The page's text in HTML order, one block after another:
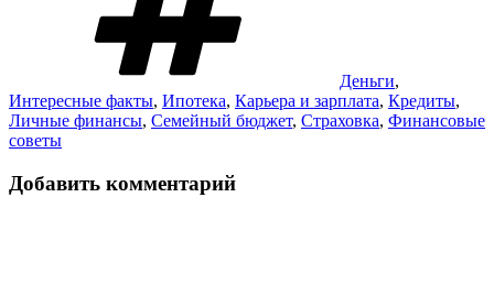
Деньги,
Интересные факты, Ипотека, Карьера и зарплата, Кредиты,
Личные финансы, Семейный бюджет, Страховка, Финансовые
советы
Добавить комментарий